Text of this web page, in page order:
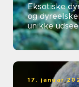
Eksotiske
og
unikke
17. januar